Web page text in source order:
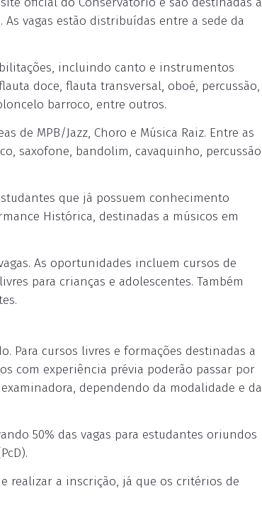
vagas estão distribuídas entre a sede da
incluindo canto e instrumentos
doce, flauta transversal, oboé, percussão,
barroco, entre outros.
de MPB/Jazz, Choro e Música Raiz. Entre as
saxofone, bandolim, cavaquinho, percussão
que já possuem conhecimento
Histórica, destinadas a músicos em
As oportunidades incluem cursos de
para crianças e adolescentes. Também
Para cursos livres e formações destinadas a
com experiência prévia poderão passar por
dependendo da modalidade e da
50% das vagas para estudantes oriundos
realizar a inscrição, já que os critérios de